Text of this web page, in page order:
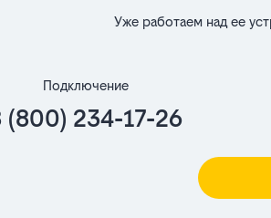
Уже работаем над ее
Подключение
(800) 234-17-26